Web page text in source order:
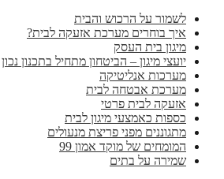
לשמור על הרכוש והבית
איך בוחרים מערכת אזעקה לבית?
מיגון בית העסק
יועצי מיגון – הביטחון מתחיל בתכנון נכון
מערכות אנליטיקה
מערכת אבטחה לבית
אזעקה לבית פרטי
כספות כאמצעי מיגון לבית
מתגוננים מפני פריצת מנעולים
המומחים של מוקד אמון 99
שמירה על בתים